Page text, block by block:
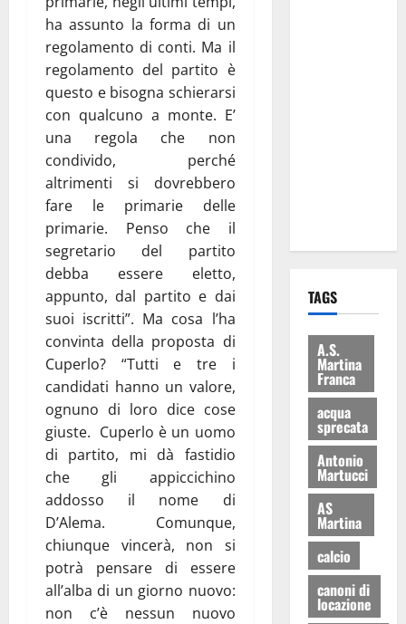
ha assunto la forma di un
regolamento di conti. Ma il
regolamento del partito è
questo e bisogna schierarsi
con qualcuno a monte. E’
una regola che non
condivido, perché
altrimenti si dovrebbero
fare le primarie delle
primarie. Penso che il
segretario del partito
debba essere eletto,
appunto, dal partito e dai
suoi iscritti”. Ma cosa l’ha
convinta della proposta di
Cuperlo? “Tutti e tre i
candidati hanno un valore,
ognuno di loro dice cose
giuste. Cuperlo è un uomo
di partito, mi dà fastidio
che gli appiccichino
addosso il nome di
D’Alema. Comunque,
chiunque vincerà, non si
potrà pensare di essere
all’alba di un giorno nuovo:
non c’è nessun nuovo
TAGS
A.S.
Martina
Franca
acqua
sprecata
Antonio
Martucci
AS
Martina
calcio
canoni di
locazione